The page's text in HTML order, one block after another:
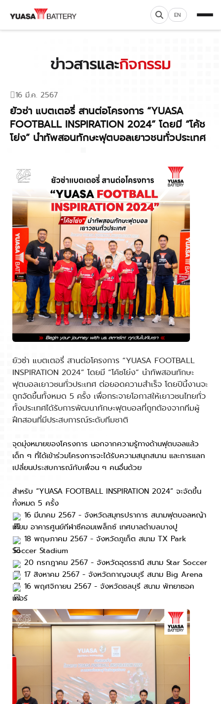
EN
ข่าวสารและกิจกรรม
16 มี.ค. 2567
ยัวซ่า แบตเตอรี่ สานต่อโครงการ “YUASA
FOOTBALL INSPIRATION 2024” โดยมี “โค้ช
โย่ง” นำทัพสอนทักษะฟุตบอลเยาวชนทั่วประเทศ
ยัวซ่า แบตเตอรี่ สานต่อโครงการ “YUASA FOOTBALL
INSPIRATION 2024” โดยมี “โค้ชโย่ง” นำทัพสอนทักษะ
ฟุตบอลเยาวชนทั่วประเทศ ต่อยอดความสำเร็จ โดยปีนี้งานจะ
ถูกจัดขึ้นทั้งหมด 5 ครั้ง เพื่อกระจายโอกาสให้เยาวชนไทยทั่ว
ทั้งประเทศได้รับการพัฒนาทักษะฟุตบอลที่ถูกต้องจากทีมผู้
ฝึกสอนที่มีประสบการณ์ระดับทีมชาติ
จุดมุ่งหมายของโครงการ นอกจากความรู้ทางด้านฟุตบอลแล้ว
เด็ก ๆ ที่ได้เข้าร่วมโครงการจะได้รับความสนุกสนาน และการแลก
เปลี่ยนประสบการณ์กับเพื่อน ๆ คนอื่นด้วย
สำหรับ “YUASA FOOTBALL INSPIRATION 2024” จะจัดขึ้น
ทั้งหมด 5 ครั้ง
16 มีนาคม 2567 - จังหวัดสมุทรปราการ สนามฟุตบอลหญ้า
เทียม อาคารศูนย์กีฬาซีคอมเพล็กซ์ เทศบาลตำบลบางปู
18 พฤษภาคม 2567 - จังหวัดภูเก็ต สนาม TX Park
Soccer Stadium
20 กรกฎาคม 2567 - จังหวัดอุดรธานี สนาม Star Soccer
17 สิงหาคม 2567 - จังหวัดกาญจนบุรี สนาม Big Arena
16 พฤศจิกายน 2567 - จังหวัดชลบุรี สนาม พัทยาซอค
เกอร์